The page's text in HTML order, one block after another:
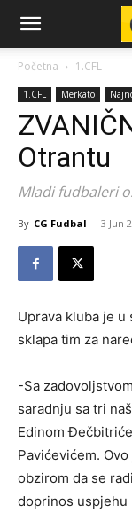
CG-
Fudbal
Početna 1.CFL
1.CFL Merkato
Otrantu
Mladi fudbaleri
By CG Fudbal - 3 Jun
Uprava kluba je
sklapa tim za
-Sa
saradnju sa tri
Edinom
Pavićevićem.
obzirom da se
doprinos uspjehu